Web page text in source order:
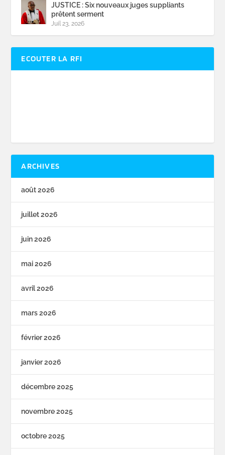
JUSTICE : Six nouveaux juges suppliants
prêtent serment
Juil 23, 2026
ECOUTER LA RFI
ARCHIVES
août 2026
juillet 2026
juin 2026
mai 2026
avril 2026
mars 2026
février 2026
janvier 2026
décembre 2025
novembre 2025
octobre 2025